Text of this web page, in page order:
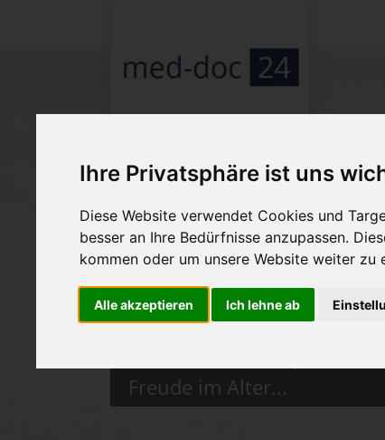
Ihre Privatsphäre ist uns
Diese Website verwendet Cookies und
besser an Ihre Bedürfnisse anzupassen.
kommen oder um unsere Website weiter zu
Alle akzeptieren Ich lehne ab
Gesund & fit
Freude im Alter...